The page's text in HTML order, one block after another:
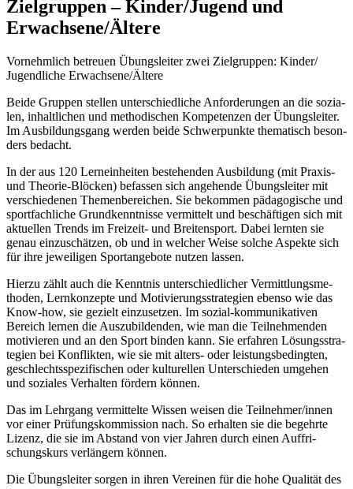
Ziel­grup­pen – Kinder/​Jugend und
Erwachsene/​Ältere
Vornehm­lich betreuen Übungs­lei­ter zwei Ziel­grup­pen: Kinder/​
Jugendliche Erwachsene/​Ältere
Beide Grup­pen stel­len unter­schied­li­che Anfor­de­run­gen an die sozia­
len, inhalt­li­chen und metho­di­schen Kompe­ten­zen der Übungs­lei­ter.
Im Ausbil­dungs­gang werden beide Schwer­punkte thema­tisch beson­
ders bedacht.
In der aus 120 Lern­ein­hei­ten bestehen­den Ausbil­dung (mit Praxis-
und Theo­rie-Blöcken) befas­sen sich ange­hende Übungs­lei­ter mit
verschie­de­nen Themen­be­rei­chen. Sie bekom­men pädago­gi­sche und
sport­fach­li­che Grund­kennt­nisse vermit­telt und beschäf­ti­gen sich mit
aktu­el­len Trends im Frei­zeit- und Brei­ten­sport. Dabei lern­ten sie
genau einzu­schät­zen, ob und in welcher Weise solche Aspekte sich
für ihre jewei­li­gen Sport­an­ge­bote nutzen lassen.
Hierzu zählt auch die Kennt­nis unter­schied­li­cher Vermitt­lungs­me­
tho­den, Lern­kon­zepte und Moti­vie­rungs­stra­te­gien ebenso wie das
Know-how, sie gezielt einzu­set­zen. Im sozial-kommu­ni­ka­ti­ven
Bereich lernen die Auszu­bil­den­den, wie man die Teil­neh­men­den
moti­vie­ren und an den Sport binden kann. Sie erfah­ren Lösungs­stra­
te­gien bei Konflik­ten, wie sie mit alters- oder leis­tungs­be­ding­ten,
geschlechts­spe­zi­fi­schen oder kultu­rel­len Unter­schie­den umge­hen
und sozia­les Verhal­ten fördern können.
Das im Lehr­gang vermit­telte Wissen weisen die Teilnehmer/​innen
vor einer Prüfungs­kom­mis­sion nach. So erhal­ten sie die begehrte
Lizenz, die sie im Abstand von vier Jahren durch einen Auffri­
schungs­kurs verlän­gern können.
Die Übungs­lei­ter sorgen in ihren Verei­nen für die hohe Quali­tät des